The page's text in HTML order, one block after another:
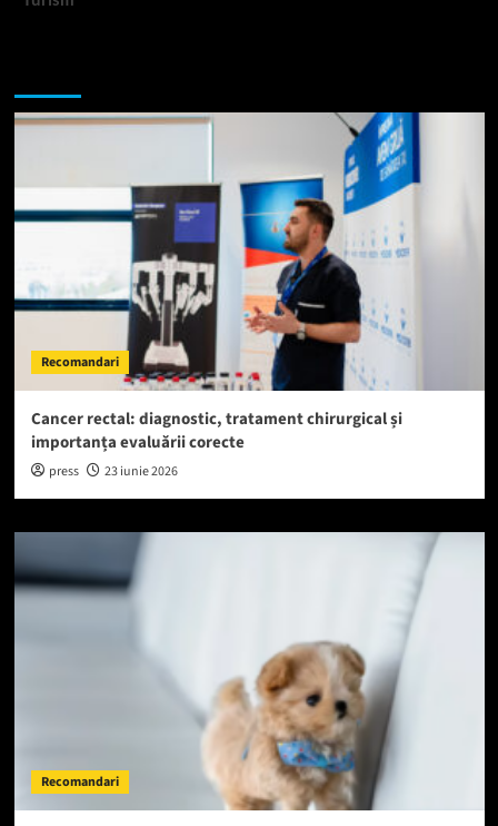
Recomandari
Cancer rectal: diagnostic, tratament chirurgical și
importanța evaluării corecte
press 23 iunie 2026
Recomandari